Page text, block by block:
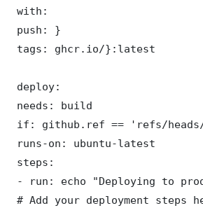
with:
push: }
tags: ghcr.io/}:latest
deploy:
needs: build
if: github.ref == 'refs/heads/
runs-on: ubuntu-latest
steps:
- run: echo "Deploying to
# Add your deployment steps